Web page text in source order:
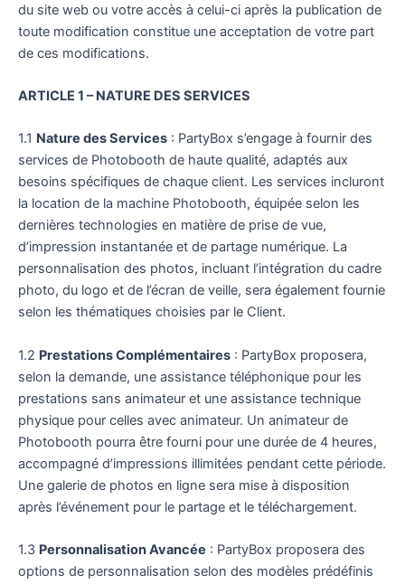
du site web ou votre accès à celui-ci après la publication de
toute modification constitue une acceptation de votre part
de ces modifications.
ARTICLE 1 – NATURE DES SERVICES
1.1 Nature des Services : PartyBox s’engage à fournir des
services de Photobooth de haute qualité, adaptés aux
besoins spécifiques de chaque client. Les services incluront
la location de la machine Photobooth, équipée selon les
dernières technologies en matière de prise de vue,
d’impression instantanée et de partage numérique. La
personnalisation des photos, incluant l’intégration du cadre
photo, du logo et de l’écran de veille, sera également fournie
selon les thématiques choisies par le Client.
1.2 Prestations Complémentaires : PartyBox proposera,
selon la demande, une assistance téléphonique pour les
prestations sans animateur et une assistance technique
physique pour celles avec animateur. Un animateur de
Photobooth pourra être fourni pour une durée de 4 heures,
accompagné d’impressions illimitées pendant cette période.
Une galerie de photos en ligne sera mise à disposition
après l’événement pour le partage et le téléchargement.
1.3 Personnalisation Avancée : PartyBox proposera des
options de personnalisation selon des modèles prédéfinis